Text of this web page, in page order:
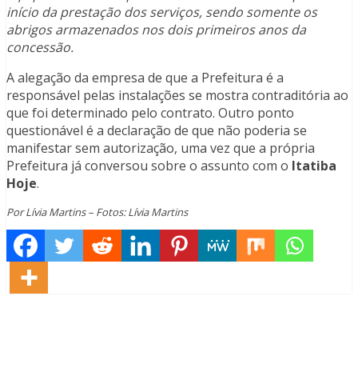
início da prestação dos serviços, sendo somente os
abrigos armazenados nos dois primeiros anos da
concessão.
A alegação da empresa de que a Prefeitura é a
responsável pelas instalações se mostra contraditória ao
que foi determinado pelo contrato. Outro ponto
questionável é a declaração de que não poderia se
manifestar sem autorização, uma vez que a própria
Prefeitura já conversou sobre o assunto com o Itatiba
Hoje.
Por Lívia Martins – Fotos: Lívia Martins